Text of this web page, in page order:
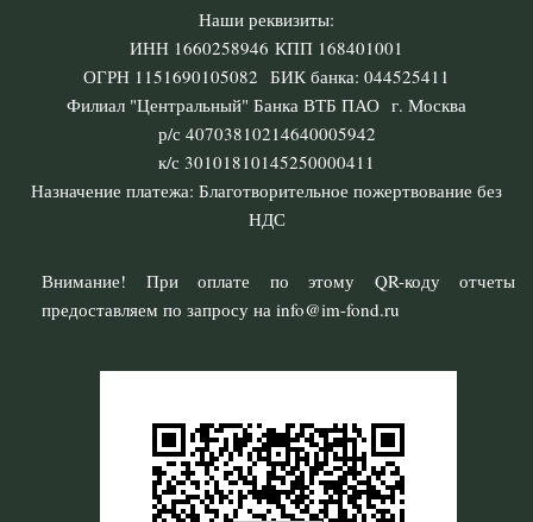
Наши реквизиты:
ИНН 1660258946 КПП 168401001
ОГРН 1151690105082 БИК банка: 044525411
Филиал "Центральный" Банка ВТБ ПАО г. Москва
р/с 40703810214640005942
к/с 30101810145250000411
Назначение платежа: Благотворительное пожертвование без
НДС
Внимание! При оплате по этому QR-коду отчеты
предоставляем по запросу на info@im-fond.ru